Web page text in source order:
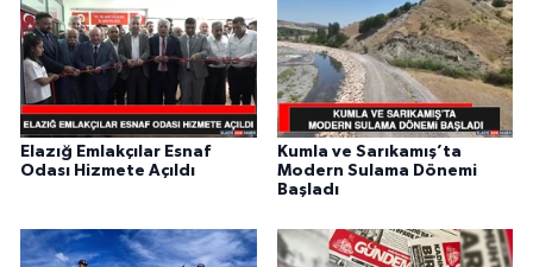
Elazığ Emlakçılar Esnaf
Odası Hizmete Açıldı
Kumla ve Sarıkamış’ta
Modern Sulama Dönemi
Başladı